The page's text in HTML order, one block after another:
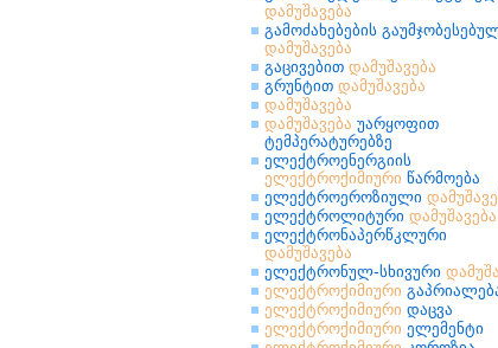
დამუშავება
გამოძახებების
დამუშავება
გაცივებით დამუშავება
გრუნტით დამუშავება
დამუშავება
დამუშავება უარყოფით
ტემპერატურებზე
ელექტროენერგიის
ელექტროქიმიური წარმოება
ელექტროეროზიული
ელექტროლიტური დამუშავება
ელექტრონაპერწკლური
დამუშავება
ელექტრონულ-სხივური
ელექტროქიმიური
ელექტროქიმიური დაცვა
ელექტროქიმიური ელემენტი